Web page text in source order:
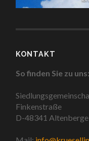
KONTAKT
So finden Sie zu uns:
Finkenstraße
D-48341 Altenberge